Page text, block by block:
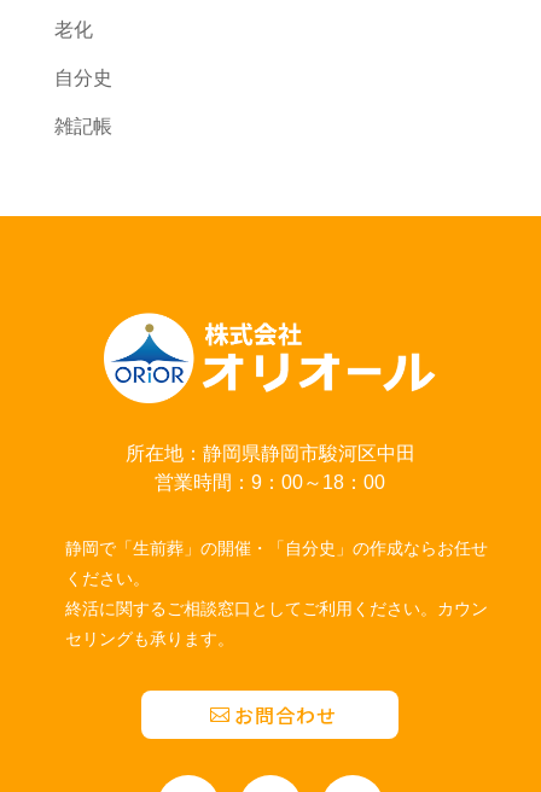
老化
自分史
雑記帳
所在地：静岡県静岡市駿河区中田
営業時間：9：00～18：00
静岡で「生前葬」の開催・「自分史」の作成ならお任せ
ください。
終活に関するご相談窓口としてご利用ください。カウン
セリングも承ります。
お問合わせ